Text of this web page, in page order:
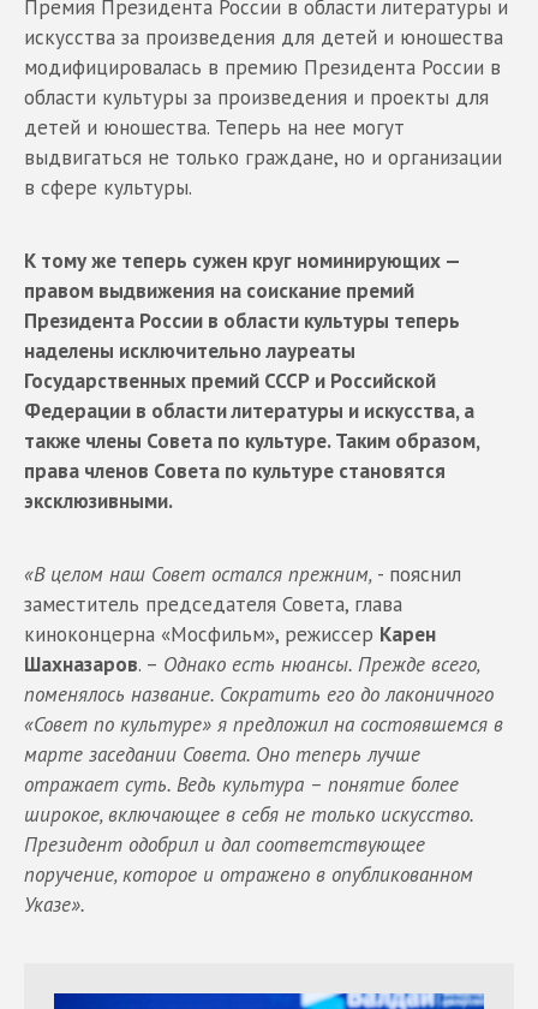
Премия Президента России в области литературы и
искусства за произведения для детей и юношества
модифицировалась в премию Президента России в
области культуры за произведения и проекты для
детей и юношества. Теперь на нее могут
выдвигаться не только граждане, но и организации
в сфере культуры.
К тому же теперь сужен круг номинирующих —
правом выдвижения на соискание премий
Президента России в области культуры теперь
наделены исключительно лауреаты
Государственных премий СССР и Российской
Федерации в области литературы и искусства, а
также члены Совета по культуре. Таким образом,
права членов Совета по культуре становятся
эксклюзивными.
«В целом наш Совет остался прежним, - пояснил
заместитель председателя Совета, глава
киноконцерна «Мосфильм», режиссер Карен
Шахназаров. – Однако есть нюансы. Прежде всего,
поменялось название. Сократить его до лаконичного
«Совет по культуре» я предложил на состоявшемся в
марте заседании Совета. Оно теперь лучше
отражает суть. Ведь культура – понятие более
широкое, включающее в себя не только искусство.
Президент одобрил и дал соответствующее
поручение, которое и отражено в опубликованном
Указе».